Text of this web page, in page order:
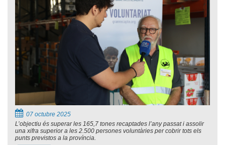
07 octubre 2025
L’objectiu és superar les 165,7 tones recaptades l’any passat i assolir
una xifra superior a les 2.500 persones voluntàries per cobrir tots els
punts previstos a la província.